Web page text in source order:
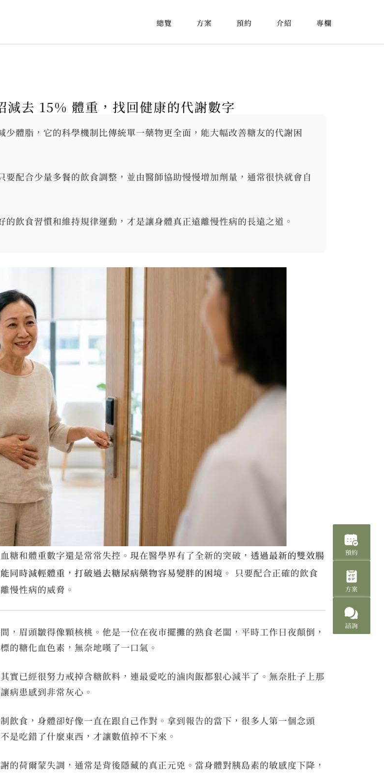
總覽 方案 預約 介紹 專欄
去 15% 體重，找回健康的代謝數字
體脂，它的科學機制比傳統單一藥物更全面，能大幅改善糖友的代謝困
配合少量多餐的飲食調整，並由醫師協助慢慢增加劑量，通常很快就會自
飲食習慣和維持規律運動，才是讓身體真正遠離慢性病的長遠之道。
糖和體重數字還是常常失控。現在醫學界有了全新的突破， 透過最新的雙效腸
同時減輕體重，打破過去糖尿病藥物容易變胖的困境。
只要配合正確的飲食
慢性病的威脅。
，眉頭皺得像顆核桃。他是一位在夜市擺攤的熟食老闆，平時工作日夜顛倒，
的糖化血色素，無奈地嘆了一口氣。
實已經很努力戒掉含糖飲料，連最愛吃的滷肉飯都狠心減半了。無奈肚子上那
病患感到非常灰心。
飲食，身體卻好像一直在跟自己作對。拿到報告的當下，很多人第一個念頭
是吃錯了什麼東西，才讓數值掉不下來。
的荷爾蒙失調，通常是背後隱藏的真正元兇。當身體對胰島素的敏感度下降，
預約
方案
諮詢